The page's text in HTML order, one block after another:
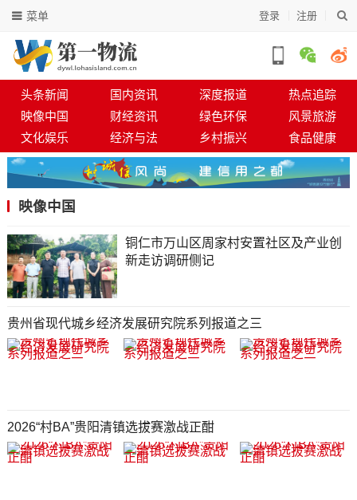
登录 注册
菜单
头条新闻 国内资讯 深度报道
热点追踪
映像中国
财经资讯 绿色环保
风景旅游
文化娱乐
经济与法 乡村振兴 食品健康
映像中国
铜仁市万山区周家村安置社区及产业创
新走访调研侧记
贵州省现代城乡经济发展研究院系列报道之三
2026“村BA”贵阳清镇选拔赛激战正酣